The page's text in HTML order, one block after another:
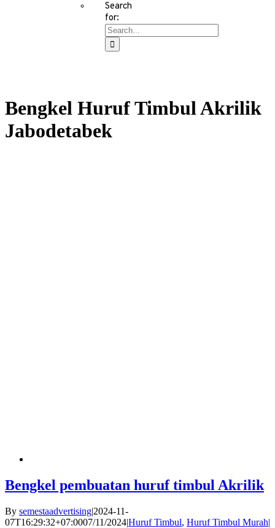
Search
for:
Bengkel Huruf Timbul Akrilik
Jabodetabek
Bengkel pembuatan huruf timbul Akrilik
By semestaadvertising|2024-11-
07T16:29:32+07:0007/11/2024|Huruf Timbul, Huruf Timbul Murah|